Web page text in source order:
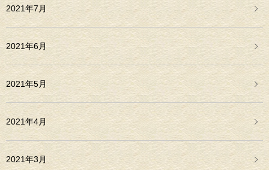
2021年7月
2021年6月
2021年5月
2021年4月
2021年3月